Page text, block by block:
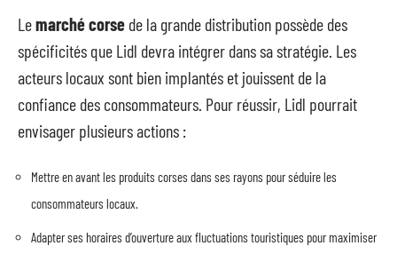
Lemarché corse de la grande distribution possède des
spécificités que Lidl devra intégrer dans sa stratégie. Les
acteurs locaux sont bien implantés et jouissent de la
confiance des consommateurs. Pour réussir, Lidl pourrait
envisager plusieurs actions :
Mettre en avant les produits corses dans ses rayons pour séduire les
consommateurs locaux.
Adapter ses horaires d’ouverture aux fluctuations touristiques pour maximiser